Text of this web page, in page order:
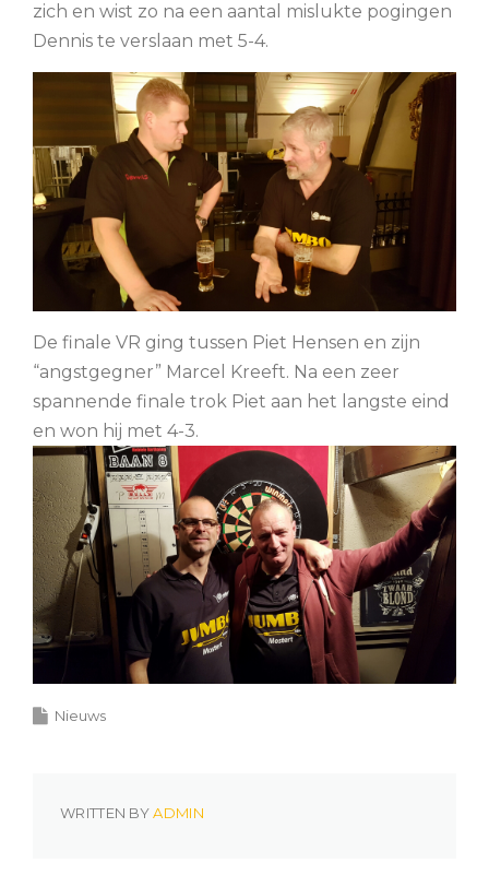
zich en wist zo na een aantal mislukte pogingen
Dennis te verslaan met 5-4.
De finale VR ging tussen Piet Hensen en zijn
“angstgegner” Marcel Kreeft. Na een zeer
spannende finale trok Piet aan het langste eind
en won hij met 4-3.
Nieuws
WRITTEN BYADMIN